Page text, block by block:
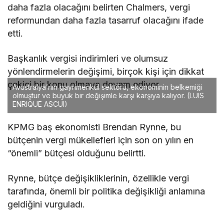
daha fazla olacağını belirten Chalmers, vergi
reformundan daha fazla tasarruf olacağını ifade
etti.
Başkanlık vergisi indirimleri ve olumsuz
yönlendirmelerin değişimi, birçok kişi için dikkat
çekici bir konu olmaya devam ediyor.
Avustralya’nın gayrimenkul sektörü, ekonominin belkemiği
olmuştur ve büyük bir değişimle karşı karşıya kalıyor. (LUIS
ENRIQUE ASCUI)
KPMG baş ekonomisti Brendan Rynne, bu
bütçenin vergi mükellefleri için son on yılın en
“önemli” bütçesi olduğunu belirtti.
Rynne, bütçe değişikliklerinin, özellikle vergi
tarafında, önemli bir politika değişikliği anlamına
geldiğini vurguladı.